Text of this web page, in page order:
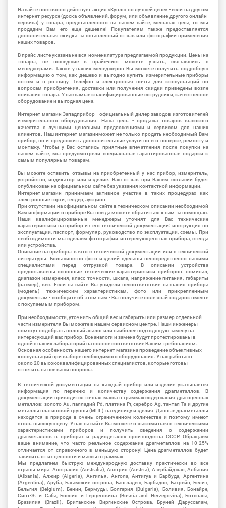
На сайте постоянно действует акция «Куплю по лучшей цене» - если на другом
интернет-ресурсе (доска объявлений, форум, или объявление другого онлайн-
сервиса) у товара, представленного на нашем сайте, меньшая цена, то мы
продадим Вам его еще дешевле! Покупателям также предоставляется
дополнительная скидка за оставленный отзыв или фотографии применения
наших товаров.
В прайс-листе указана не вся номенклатура предлагаемой продукции. Цены на
товары, не вошедшие в прайс-лист можете узнать, связавшись с
менеджерами. Также у наших менеджеров Вы можете получить подробную
информацию о том, как дешево и выгодно купить измерительные приборы
оптом и в розницу. Телефон и электронная почта для консультаций по
вопросам приобретения, доставки или получения скидки приведены возле
описания товара. У нас самые квалифицированные сотрудники, качественное
оборудование и выгодная цена.
Интернет магазин Западприбор - официальный дилер заводов изготовителей
измерительного оборудования. Наша цель - продажа товаров высокого
качества с лучшими ценовыми предложениями и сервисом для наших
клиентов. Наш интернет магазинможет не только продать необходимый Вам
прибор, но и предложить дополнительные услуги по его поверке, ремонту и
монтажу. Чтобы у Вас остались приятные впечатления после покупки на
нашем сайте, мы предусмотрели специальные гарантированные подарки к
самым популярным товарам.
Вы можете оставить отзывы на приобретенный у нас прибор, измеритель,
устройство, индикатор или изделие. Ваш отзыв при Вашем согласии будет
опубликован на официальном сайте без указания контактной информации.
Интернет-магазин принимаем активное участие в таких процедурах как
электронные торги, тендер, аукцион.
При отсутствии на официальном сайте в техническом описании необходимой
Вам информации о приборе Вы всегда можете обратиться к нам за помощью.
Наши квалифицированные менеджеры уточнят для Вас технические
характеристики на прибор из его технической документации: инструкция по
эксплуатации, паспорт, формуляр, руководство по эксплуатации, схемы. При
необходимости мы сделаем фотографии интересующего вас прибора, стенда
или устройства.
Описание на приборы взято с технической документации или с технической
литературы. Большинство фото изделий сделаны непосредственно нашими
специалистами перед отгрузкой товара. В описании устройства
предоставлены основные технические характеристики приборов: номинал,
диапазон измерения, класс точности, шкала, напряжение питания, габариты
(размер), вес. Если на сайте Вы увидели несоответствие названия прибора
(модель) техническим характеристикам, фото или прикрепленным
документам - сообщите об этом нам - Вы получите полезный подарок вместе
с покупаемым прибором.
При необходимости, уточнить общий вес и габариты или размер отдельной
части измерителя Вы можете в нашем сервисном центре. Наши инженеры
помогут подобрать полный аналог или наиболее подходящую замену на
интересующий вас прибор. Все аналоги и замена будут протестированы в
одной с наших лабораторий на полное соответствие Вашим требованиям.
Основная особенность нашего интернет магазина проведение объективных
консультаций при выборе необходимого оборудования. У нас работают
около 20 высококвалифицированных специалистов, которые готовы
ответить на все ваши вопросы.
В технической документации на каждый прибор или изделие указывается
информация по перечню и количеству содержания драгметаллов. В
документации приводится точная масса в граммах содержания драгоценных
металлов: золото Au, палладий Pd, платина Pt, серебро Ag, тантал Ta и другие
металлы платиновой группы (МПГ) на единицу изделия. Данные драгметаллы
находятся в природе в очень ограниченном количестве и поэтому имеют
столь высокую цену. У нас на сайте Вы можете ознакомиться с техническими
характеристиками приборов и получить сведения о содержании
драгметаллов в приборах и радиодеталях производства СССР. Обращаем
ваше внимание, что часто реальное содержание драгметаллов на 10-25%
отличается от справочного в меньшую сторону! Цена драгметаллов будет
зависить от их ценности и массы в граммах.
Мы предлагаем быструю международную доставку практически во все
страны мира: Австралия (Australia), Австрия (Austria), Азербайджан, Албания
(Albania), Алжир (Algeria), Ангилья, Ангола, Антигуа и Барбуда, Аргентина
(Argentina), Аруба, Багамские острова, Бангладеш, Барбадос, Бахрейн, Белиз,
Бельгия (Belgium), Бенин, Бермуды, Болгария (Bulgaria), Боливия, Бонайре,
Синт-Э. и Саба, Босния и Герцеговина (Bosnia and Herzegovina), Ботсвана,
Бразилия (Brazil), Британские Виргинские Острова, Бруней Даруссалам,